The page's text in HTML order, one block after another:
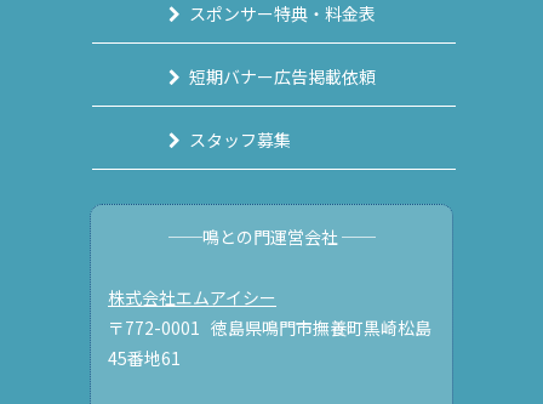
スポンサー特典・料金表
短期バナー広告掲載依頼
スタッフ募集
──鳴との門運営会社 ──
株式会社エムアイシー
〒772-0001 徳島県鳴門市撫養町黒崎松島
45番地61